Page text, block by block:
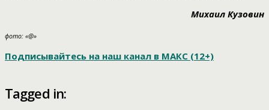
Михаил Кузовин
фото: «@»
Подписывайтесь на наш канал в МАКС (12+)
Tagged in: